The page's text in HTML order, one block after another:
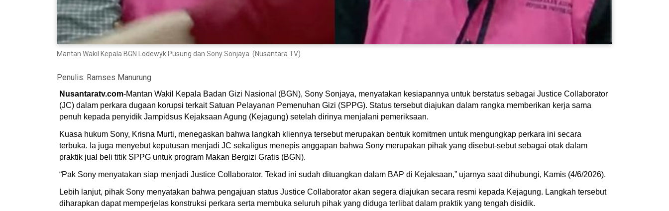
Mantan Wakil Kepala BGN Lodewyk Pusung dan Sony Sonjaya. (Nusantara TV)
Penulis: Ramses Manurung
Nusantaratv.com-Mantan Wakil Kepala Badan Gizi Nasional (BGN), Sony Sonjaya, menyatakan kesiapannya untuk berstatus sebagai Justice Collaborator
(JC) dalam perkara dugaan korupsi terkait Satuan Pelayanan Pemenuhan Gizi (SPPG). Status tersebut diajukan dalam rangka memberikan kerja sama
penuh kepada penyidik Jampidsus Kejaksaan Agung (Kejagung) setelah dirinya menjalani pemeriksaan.
Kuasa hukum Sony, Krisna Murti, menegaskan bahwa langkah kliennya tersebut merupakan bentuk komitmen untuk mengungkap perkara ini secara
terbuka. Ia juga menyebut keputusan menjadi JC sekaligus menepis anggapan bahwa Sony merupakan pihak yang disebut-sebut sebagai otak dalam
praktik jual beli titik SPPG untuk program Makan Bergizi Gratis (BGN).
“Pak Sony menyatakan siap menjadi Justice Collaborator. Tekad ini sudah dituangkan dalam BAP di Kejaksaan,” ujarnya saat dihubungi, Kamis (4/6/2026).
Lebih lanjut, pihak Sony menyatakan bahwa pengajuan status Justice Collaborator akan segera diajukan secara resmi kepada Kejagung. Langkah tersebut
diharapkan dapat memperjelas konstruksi perkara serta membuka seluruh pihak yang diduga terlibat dalam praktik yang tengah disidik.